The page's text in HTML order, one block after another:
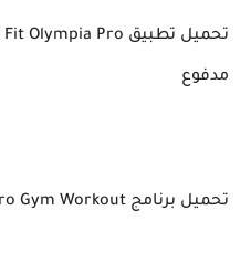
مدفوع
تحميل برنامج Pro Gym Workout مهكر